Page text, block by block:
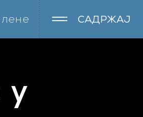
САДРЖАЈ